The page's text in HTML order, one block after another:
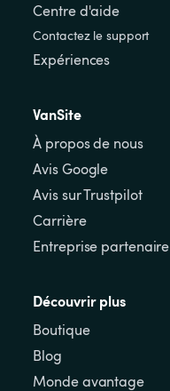
Centre d'aide
Contactez le support
Expériences
VanSite
À propos de nous
Avis Google
Avis sur Trustpilot
Carrière
Entreprise partenaire
Découvrir plus
Boutique
Blog
Monde avantage